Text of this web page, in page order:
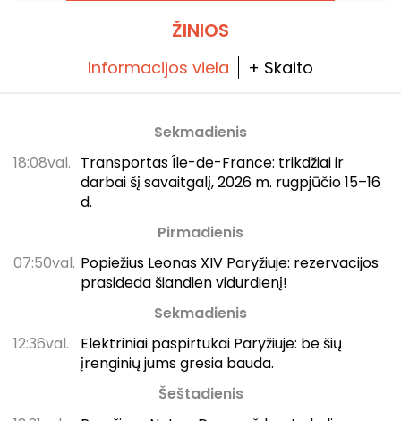
ŽINIOS
Informacijos viela + Skaito
Sekmadienis
18:08val. Transportas Île-de-France: trikdžiai ir
darbai šį savaitgalį, 2026 m. rugpjūčio 15–16
d.
Pirmadienis
07:50val. Popiežius Leonas XIV Paryžiuje: rezervacijos
prasideda šiandien vidurdienį!
Sekmadienis
12:36val.
Elektriniai paspirtukai Paryžiuje: be šių
įrenginių jums gresia bauda.
Šeštadienis